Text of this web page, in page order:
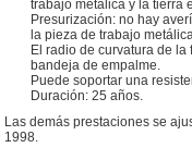
trabajo metálica y la tierra
Presurización: no hay
la pieza de trabajo
El radio de curvatura de
bandeja de empalme.
Puede soportar una
Duración: 25 años.
Las demás prestaciones se
1998.